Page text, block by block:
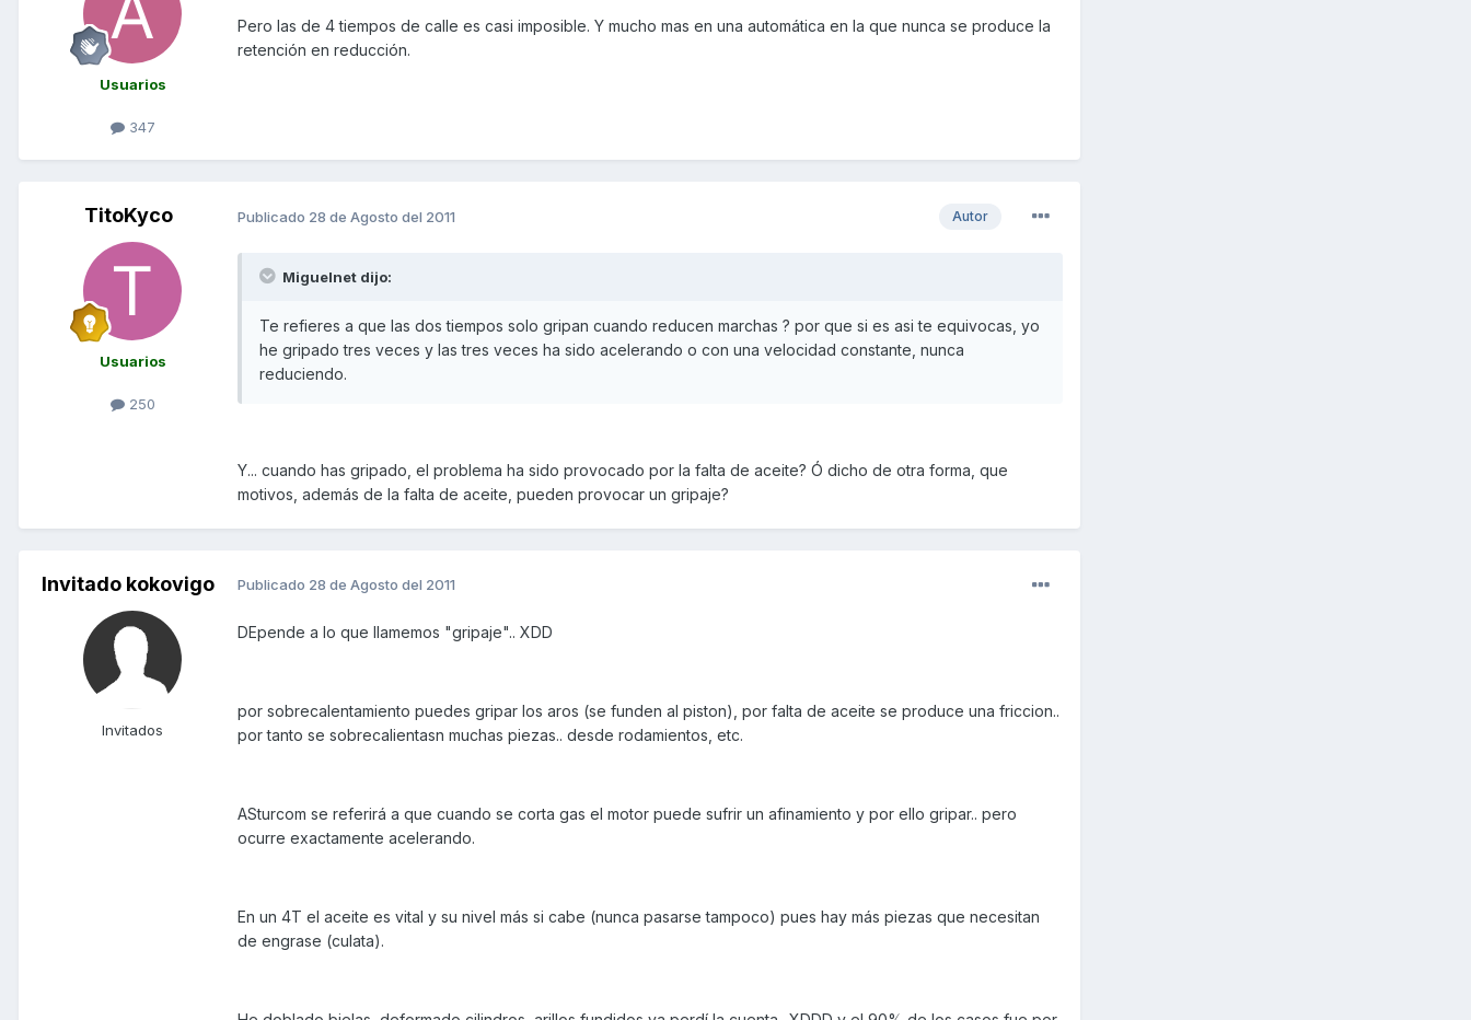
Usuarios
347
Pero las de 4 tiempos de calle es casi imposible. Y mucho mas en una automática en la que nunca se produce la
retención en reducción.
TitoKyco
Usuarios
250
Autor
Publicado 28 de Agosto del 2011
Miguelnet dijo:
Te refieres a que las dos tiempos solo gripan cuando reducen marchas ? por que si es asi te equivocas, yo
he gripado tres veces y las tres veces ha sido acelerando o con una velocidad constante, nunca
reduciendo.
Y... cuando has gripado, el problema ha sido provocado por la falta de aceite? Ó dicho de otra forma, que
motivos, además de la falta de aceite, pueden provocar un gripaje?
Invitado kokovigo
Invitados
Publicado 28 de Agosto del 2011
DEpende a lo que llamemos "gripaje".. XDD
por sobrecalentamiento puedes gripar los aros (se funden al piston), por falta de aceite se produce una friccion..
por tanto se sobrecalientasn muchas piezas.. desde rodamientos, etc.
ASturcom se referirá a que cuando se corta gas el motor puede sufrir un afinamiento y por ello gripar.. pero
ocurre exactamente acelerando.
En un 4T el aceite es vital y su nivel más si cabe (nunca pasarse tampoco) pues hay más piezas que necesitan
de engrase (culata).